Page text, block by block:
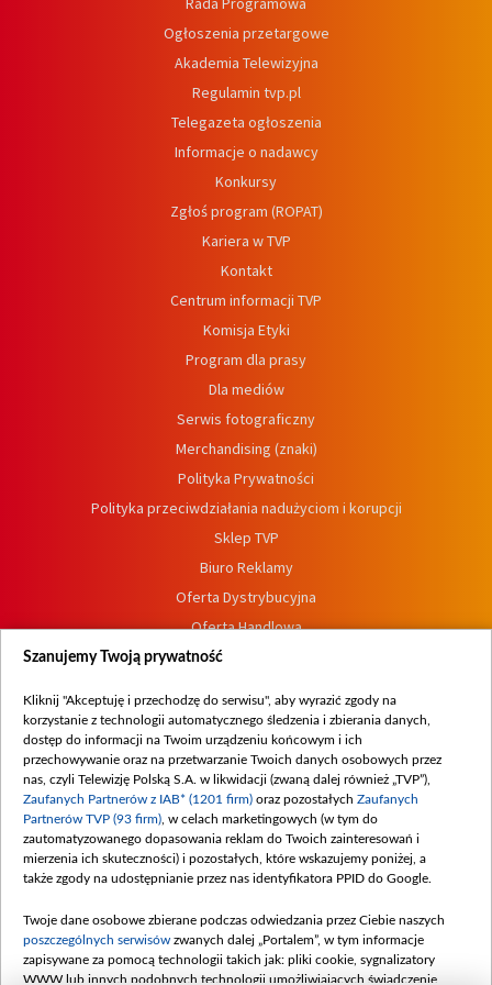
Ogłoszenia przetargowe
Akademia Telewizyjna
Regulamin tvp.pl
Telegazeta ogłoszenia
Informacje o nadawcy
Konkursy
Zgłoś program (ROPAT)
Kariera w TVP
Kontakt
Centrum informacji TVP
Komisja Etyki
Program dla prasy
Dla mediów
Serwis fotograficzny
Merchandising (znaki)
Polityka Prywatności
Polityka przeciwdziałania nadużyciom i korupcji
Sklep TVP
Biuro Reklamy
Oferta Dystrybucyjna
Oferta Handlowa
Dostępność
Procedura zgłoszeń wewnętrznych
Szanujemy Twoją prywatność
Kliknij "Akceptuję i przechodzę do serwisu", aby wyrazić zgody na
korzystanie z technologii automatycznego śledzenia i zbierania danych,
dostęp do informacji na Twoim urządzeniu końcowym i ich
przechowywanie oraz na przetwarzanie Twoich danych osobowych przez
nas, czyli Telewizję Polską S.A. w likwidacji (zwaną dalej również „TVP”),
Zaufanych Partnerów z IAB* (1201 firm) oraz pozostałych Zaufanych
Partnerów TVP (93 firm) , w celach marketingowych (w tym do
zautomatyzowanego dopasowania reklam do Twoich zainteresowań i
mierzenia ich skuteczności) i pozostałych, które wskazujemy poniżej, a
także zgody na udostępnianie przez nas identyfikatora PPID do Google.
Twoje dane osobowe zbierane podczas odwiedzania przez Ciebie naszych
poszczególnych serwisów zwanych dalej „Portalem”, w tym informacje
zapisywane za pomocą technologii takich jak: pliki cookie, sygnalizatory
WWW lub innych podobnych technologii umożliwiających świadczenie